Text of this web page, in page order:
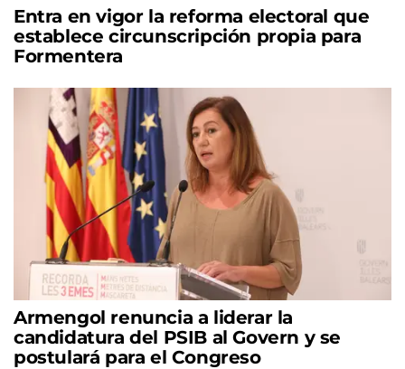
Entra en vigor la reforma electoral que
establece circunscripción propia para
Formentera
Armengol renuncia a liderar la
candidatura del PSIB al Govern y se
postulará para el Congreso